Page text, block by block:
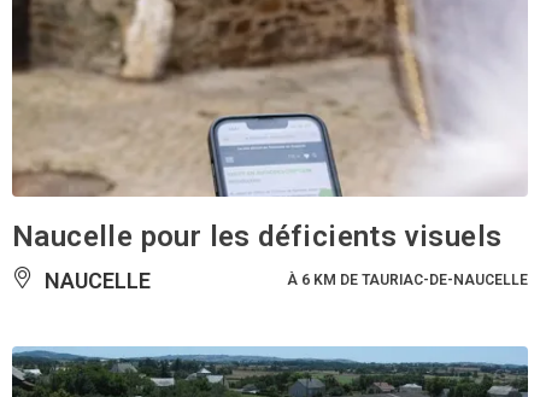
Naucelle pour les déficients visuels
NAUCELLE À 6 KM DE TAURIAC-DE-NAUCELLE